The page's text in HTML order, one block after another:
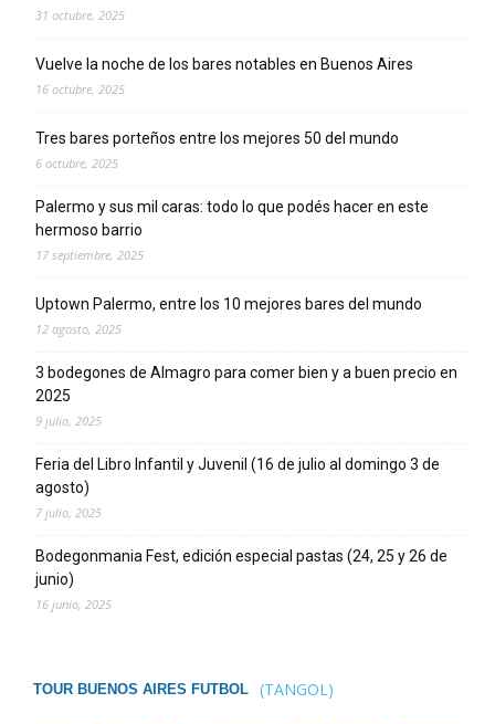
31 octubre, 2025
Vuelve la noche de los bares notables en Buenos Aires
16 octubre, 2025
Tres bares porteños entre los mejores 50 del mundo
6 octubre, 2025
Palermo y sus mil caras: todo lo que podés hacer en este
hermoso barrio
17 septiembre, 2025
Uptown Palermo, entre los 10 mejores bares del mundo
12 agosto, 2025
3 bodegones de Almagro para comer bien y a buen precio en
2025
9 julio, 2025
Feria del Libro Infantil y Juvenil (16 de julio al domingo 3 de
agosto)
7 julio, 2025
Bodegonmania Fest, edición especial pastas (24, 25 y 26 de
junio)
16 junio, 2025
TOUR BUENOS AIRES FUTBOL (TANGOL)